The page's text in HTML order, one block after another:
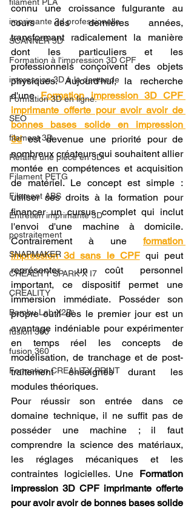
imprimante 3d professionelle
SCANNER 3D
Formation à l'impression 3D CPF
impression 3D à la demande
Formation 3D en ligne.
SEO
filament 3D
Refaire une piece en 3D
Filament PETG
Filament ABS
Entretien imprimante 3D
postraitement
SNAPMAKER
CRÉALITY SPARK X I7
CREALITY
Bambu Lab X2D
fusion 360
fusion 360
Formation CREALITY PRINT
connu une croissance fulgurante au
cours des dernières années,
transformant radicalement la manière
dont les particuliers et les
professionnels conçoivent des objets
physiques. Aujourd'hui, la recherche
d'une Formation impression 3D CPF
imprimante offerte pour avoir avoir de
bonnes bases solide en impression
3d est devenue une priorité pour de
nombreux créateurs qui souhaitent allier
montée en compétences et acquisition
de matériel. Le concept est simple :
utiliser ses droits à la formation pour
financer un cursus complet qui inclut
l'envoi d'une machine à domicile.
Contrairement à une formation
impression 3d sans le CPF qui peut
représenter un coût personnel
important, ce dispositif permet une
immersion immédiate. Posséder son
propre outil dès le premier jour est un
avantage indéniable pour expérimenter
en temps réel les concepts de
modélisation, de tranchage et de post-
traitement enseignés durant les
modules théoriques.
Pour réussir son entrée dans ce
domaine technique, il ne suffit pas de
posséder une machine ; il faut
comprendre la science des matériaux,
les réglages mécaniques et les
contraintes logicielles. Une Formation
impression 3D CPF imprimante offerte
pour avoir avoir de bonnes bases solide